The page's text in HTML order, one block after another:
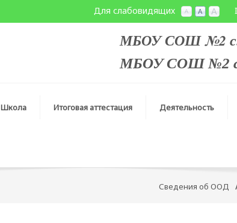
Для слабовидящих
МБОУ СОШ №2 с.
МБОУ СОШ №2 с.
Школа Итоговая аттестация Деятельность
Сведения об ООД